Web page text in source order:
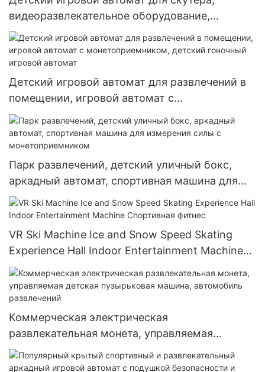
видеоразвлекательное оборудование,
спортивный симулятор скейтборда в
помещении, игровой автомат в торговом
центре развлечений
Детский игровой автомат для развлечений в
помещении, игровой автомат с
монетоприемником, детский гоночный
игровой автомат
Парк развлечений, детский уличный бокс,
аркадный автомат, спортивная машина для
измерения силы с монетоприемником
VR Ski Machine Ice and Snow Speed ​​Skating
Experience Hall Indoor Entertainment Machine
Спортивная фитнес
Коммерческая электрическая
развлекательная монета, управляемая
детская пузырьковая машина, автомобиль
развлечений